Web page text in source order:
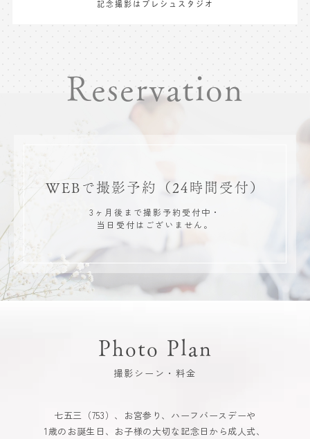
記念撮影はプレシュスタジオ
Reservation
WEBで撮影予約 （24時間受付）
3ヶ月後まで撮影予約受付中・
当日受付はございません。
Photo Plan
撮影シーン・料金
七五三（753）、お宮参り、ハーフバースデーや
1歳のお誕生日、お子様の大切な記念日から成人式、